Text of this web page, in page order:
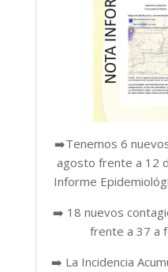
➡️Tenemos 6
agosto frente a 12
Informe
➡️ 18 nuevos
frente a 37 a
➡️ La Incidencia